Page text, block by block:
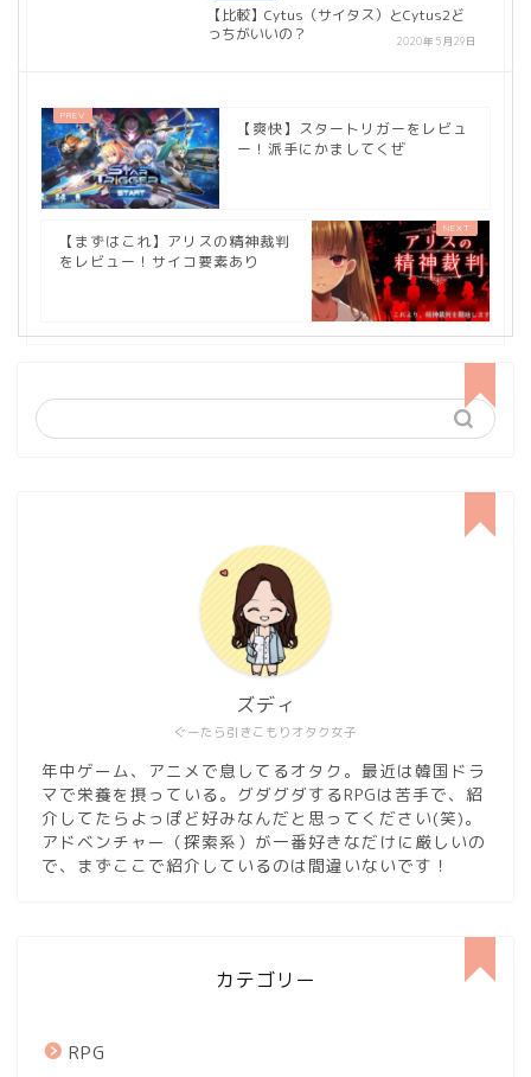
【比較】Cytus（サイタス）とCytus2ど
っちがいいの？
2020年5月29日
【爽快】スタートリガーをレビュ
ー！派手にかましてくぜ
【まずはこれ】アリスの精神裁判
をレビュー！サイコ要素あり
ぐーたら引きこもりオタク女子
ズディ
年中ゲーム、アニメで息してるオタク。最近は韓国ドラ
マで栄養を摂っている。グダグダするRPGは苦手で、紹
介してたらよっぽど好みなんだと思ってください(笑)。
アドベンチャー（探索系）が一番好きなだけに厳しいの
で、まずここで紹介しているのは間違いないです！
カテゴリー
RPG